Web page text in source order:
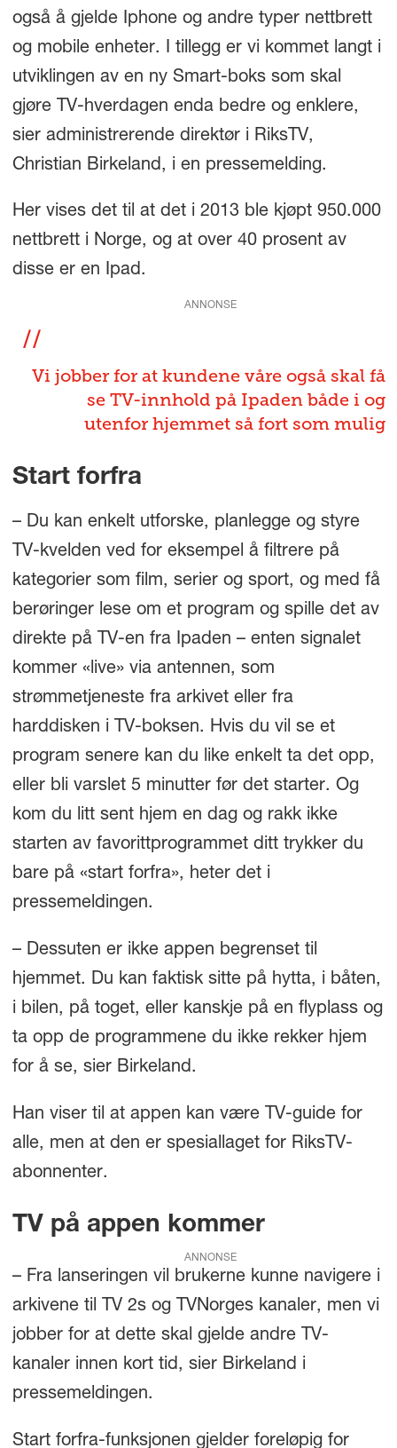
også å gjelde Iphone og andre typer nettbrett
og mobile enheter. I tillegg er vi kommet langt i
utviklingen av en ny Smart-boks som skal
gjøre TV-hverdagen enda bedre og enklere,
sier administrerende direktør i RiksTV,
Christian Birkeland, i en pressemelding.
Her vises det til at det i 2013 ble kjøpt 950.000
nettbrett i Norge, og at over 40 prosent av
disse er en Ipad.
ANNONSE
Vi jobber for at kundene våre også skal få
se TV-innhold på Ipaden både i og
utenfor hjemmet så fort som mulig
Start forfra
– Du kan enkelt utforske, planlegge og styre
TV-kvelden ved for eksempel å filtrere på
kategorier som film, serier og sport, og med få
berøringer lese om et program og spille det av
direkte på TV-en fra Ipaden – enten signalet
kommer «live» via antennen, som
strømmetjeneste fra arkivet eller fra
harddisken i TV-boksen. Hvis du vil se et
program senere kan du like enkelt ta det opp,
eller bli varslet 5 minutter før det starter. Og
kom du litt sent hjem en dag og rakk ikke
starten av favorittprogrammet ditt trykker du
bare på «start forfra», heter det i
pressemeldingen.
– Dessuten er ikke appen begrenset til
hjemmet. Du kan faktisk sitte på hytta, i båten,
i bilen, på toget, eller kanskje på en flyplass og
ta opp de programmene du ikke rekker hjem
for å se, sier Birkeland.
Han viser til at appen kan være TV-guide for
alle, men at den er spesiallaget for RiksTV-
abonnenter.
TV på appen kommer
ANNONSE
– Fra lanseringen vil brukerne kunne navigere i
arkivene til TV 2s og TVNorges kanaler, men vi
jobber for at dette skal gjelde andre TV-
kanaler innen kort tid, sier Birkeland i
pressemeldingen.
Start forfra-funksjonen gjelder foreløpig for